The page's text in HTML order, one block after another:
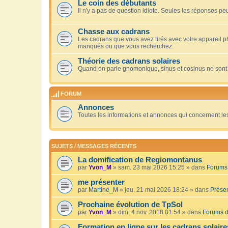
Le coin des débutants
Il n'y a pas de question idiote. Seules les réponses
Chasse aux cadrans
Les cadrans que vous avez tirés avec votre appareil
manqués ou que vous recherchez.
Théorie des cadrans solaires
Quand on parle gnomonique, sinus et cosinus ne
FORUM
Annonces
Toutes les informations et annonces qui concernent
SUJETS / MESSAGES RÉCENTS
La domification de Regiomontanus
par Yvon_M » sam. 23 mai 2026 15:25 » dans
me présenter
par Martine_M » jeu. 21 mai 2026 18:24 » dans
Prochaine évolution de TpSol
par Yvon_M » dim. 4 nov. 2018 01:54 » dans Forums